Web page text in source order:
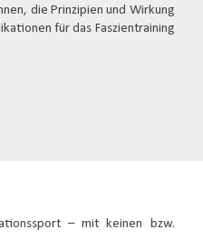
die Prinzipien und Wirkung
für das Faszientraining
– mit keinen bzw.